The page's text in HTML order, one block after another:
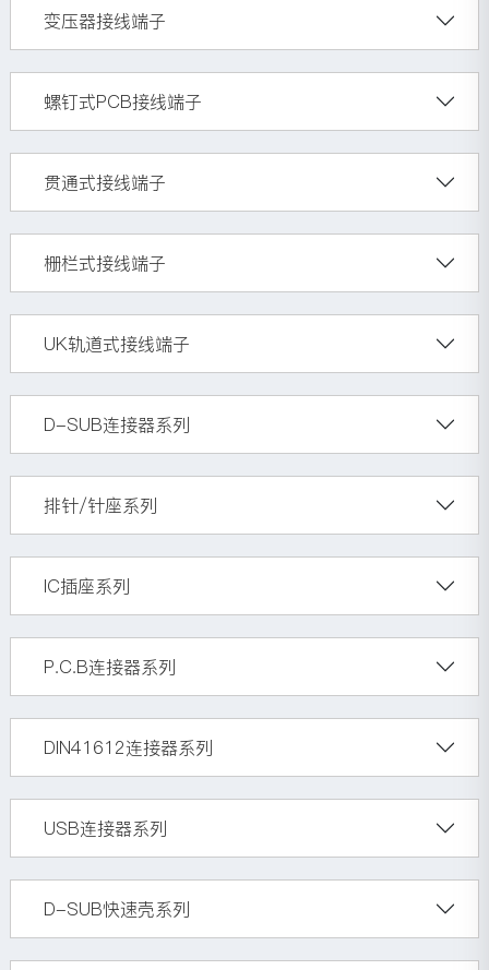
变压器接线端子
螺钉式PCB接线端子
贯通式接线端子
栅栏式接线端子
UK轨道式接线端子
D-SUB连接器系列
排针/针座系列
IC插座系列
P.C.B连接器系列
DIN41612连接器系列
USB连接器系列
D-SUB快速壳系列